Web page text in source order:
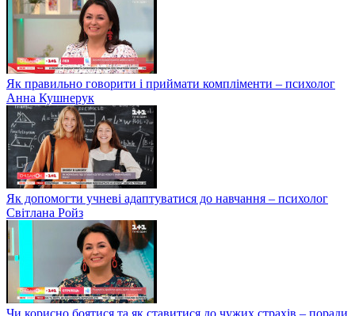
Як правильно говорити і приймати компліменти – психолог
Анна Кушнерук
Як допомогти учневі адаптуватися до навчання – психолог
Світлана Ройз
Чи корисно боятися та як ставитися до чужих страхів – поради